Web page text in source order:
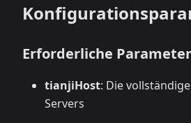
Erforderliche Parameter
tianjiHost: Die
Servers